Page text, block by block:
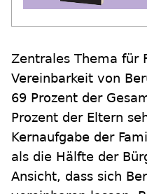
Zentrales Thema für
Vereinbarkeit von
69 Prozent der
Prozent der Eltern
Kernaufgabe der
als die Hälfte der
Ansicht, dass sich